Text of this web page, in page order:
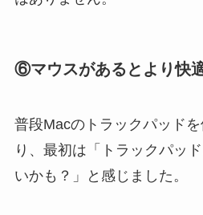
⑥マウスがあるとより快
普段Macのトラックパッド
り、最初は「トラックパッ
いかも？」と感じました。